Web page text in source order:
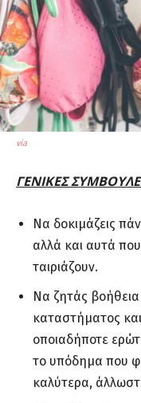
via
ΓΕΝΙΚΕΣ
Να δοκιμάζεις
αλλά και αυτά
ταιριάζουν.
Να ζητάς βοήθεια
καταστήματος
οποιαδήποτε
το υπόδημα που
καλύτερα,